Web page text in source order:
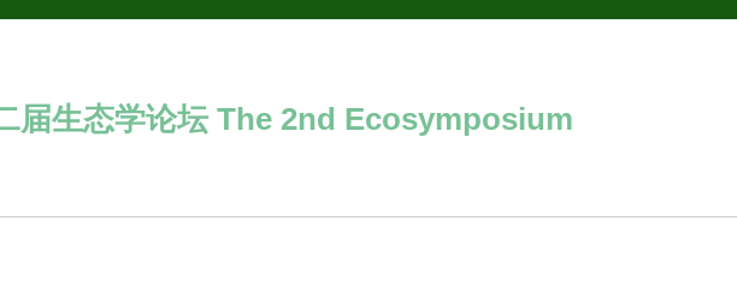
届生态学论坛 The 2nd Ecosymposium